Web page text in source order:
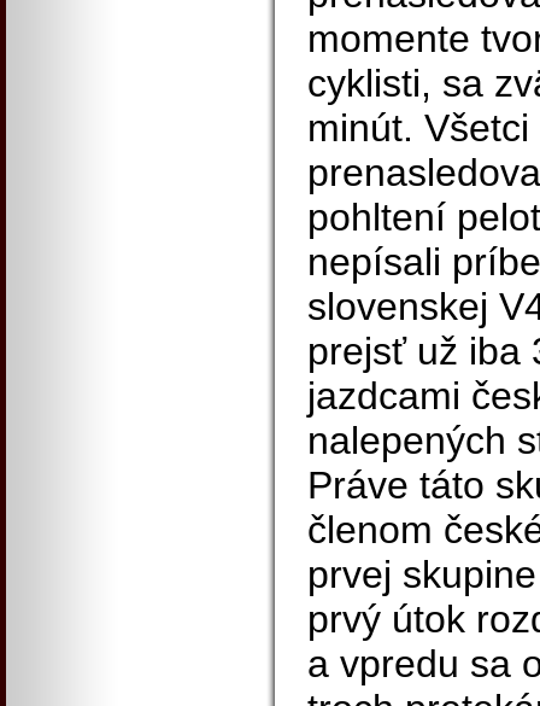
momente
cyklisti, sa
minút.
pohltení
nepísali
slovenskej
prejsť už iba
jazdcami
nalepených
Práve táto
členom
prvej
prvý útok
a vpredu sa